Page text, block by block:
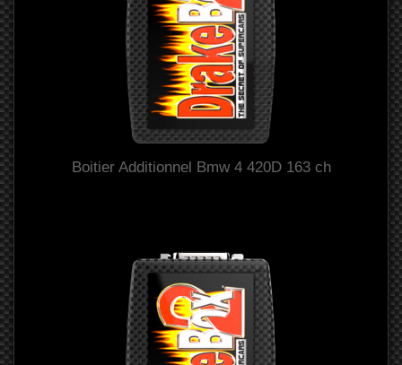
Boitier Additionnel Bmw 4 420D 163 ch